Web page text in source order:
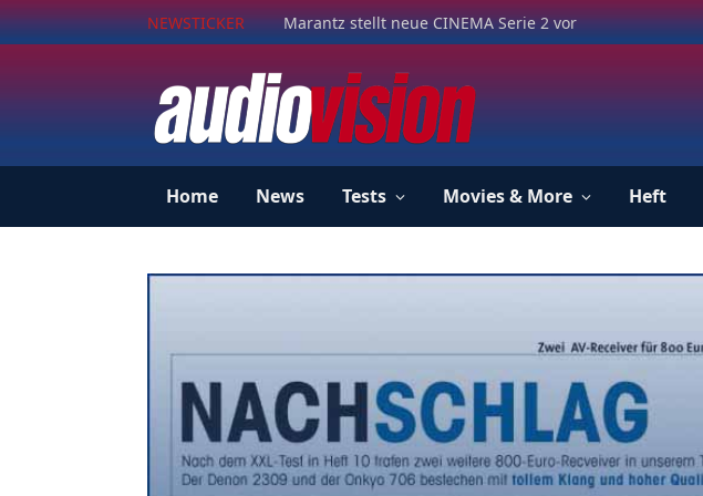
NEWSTICKER Marantz stellt neue CINEMA Serie 2 vor
Home News Tests Movies & More Heft